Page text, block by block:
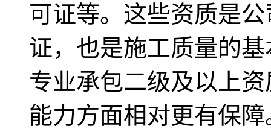
可证等。这些资质是
证，也是施工质量的
专业承包二级及以上
能力方面相对更有保障